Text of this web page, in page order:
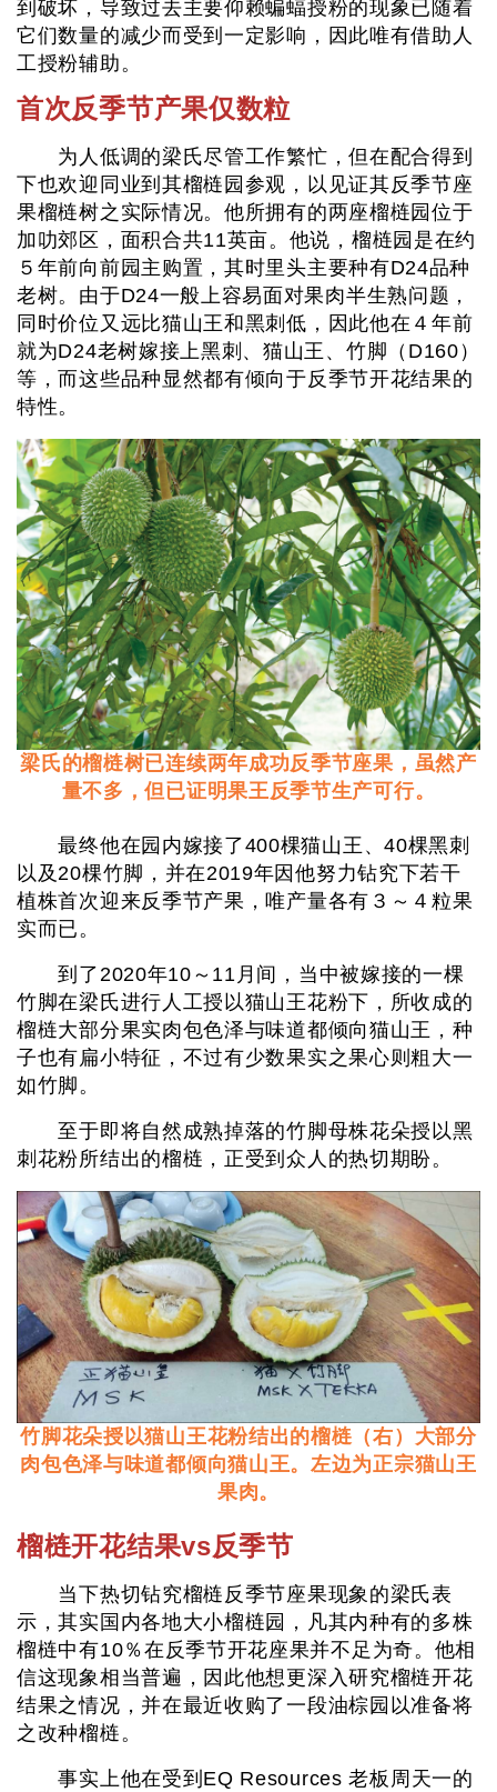
到破坏，导致过去主要仰赖蝙蝠授粉的现象已随着
它们数量的减少而受到一定影响，因此唯有借助人
工授粉辅助。
首次反季节产果仅数粒
为人低调的梁氏尽管工作繁忙，但在配合得到
下也欢迎同业到其榴梿园参观，以见证其反季节座
果榴梿树之实际情况。他所拥有的两座榴梿园位于
加叻郊区，面积合共11英亩。他说，榴梿园是在约
５年前向前园主购置，其时里头主要种有D24品种
老树。由于D24一般上容易面对果肉半生熟问题，
同时价位又远比猫山王和黑刺低，因此他在４年前
就为D24老树嫁接上黑刺、猫山王、竹脚（D160）
等，而这些品种显然都有倾向于反季节开花结果的
特性。
梁氏的榴梿树已连续两年成功反季节座果，虽然产
量不多，但已证明果王反季节生产可行。
最终他在园内嫁接了400棵猫山王、40棵黑刺
以及20棵竹脚，并在2019年因他努力钻究下若干
植株首次迎来反季节产果，唯产量各有３～４粒果
实而已。
到了2020年10～11月间，当中被嫁接的一棵
竹脚在梁氏进行人工授以猫山王花粉下，所收成的
榴梿大部分果实肉包色泽与味道都倾向猫山王，种
子也有扁小特征，不过有少数果实之果心则粗大一
如竹脚。
至于即将自然成熟掉落的竹脚母株花朵授以黑
刺花粉所结出的榴梿，正受到众人的热切期盼。
竹脚花朵授以猫山王花粉结出的榴梿（右）大部分
肉包色泽与味道都倾向猫山王。左边为正宗猫山王
果肉。
榴梿开花结果vs反季节
当下热切钻究榴梿反季节座果现象的梁氏表
示，其实国内各地大小榴梿园，凡其内种有的多株
榴梿中有10％在反季节开花座果并不足为奇。他相
信这现象相当普遍，因此他想更深入研究榴梿开花
结果之情况，并在最近收购了一段油棕园以准备将
之改种榴梿。
事实上他在受到EQ Resources 老板周天一的